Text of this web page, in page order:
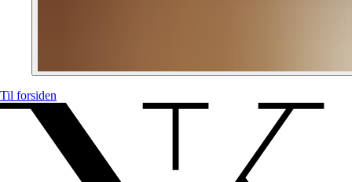
Til forsiden